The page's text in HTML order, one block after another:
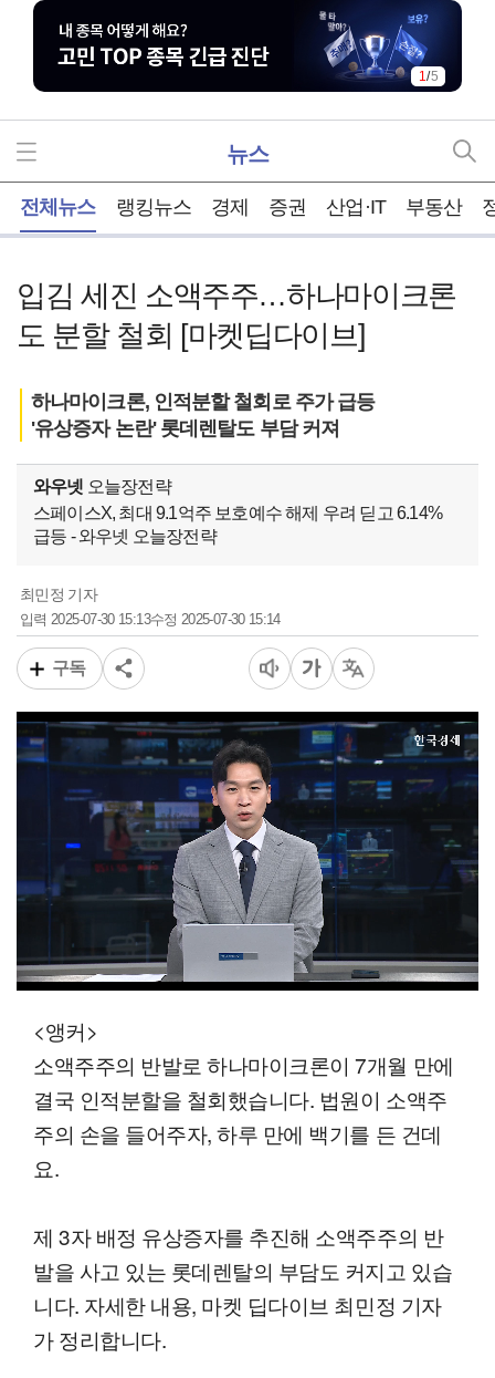
1/5
뉴스
전체뉴스 랭킹뉴스 경제 증권 산업·IT 부동산
입김 세진 소액주주…하나마이크론
도 분할 철회 [마켓딥다이브]
하나마이크론, 인적분할 철회로 주가 급등
'유상증자 논란' 롯데렌탈도 부담 커져
와우넷 오늘장전략
스페이스X, 최대 9.1억주 보호예수 해제 우려 딛고 6.14%
급등 - 와우넷 오늘장전략
최민정 기자
입력2025-07-30 15:13수정 2025-07-30 15:14
구독
00:10
<앵커>
소액주주의 반발로 하나마이크론이 7개월 만에
결국 인적분할을 철회했습니다. 법원이 소액주
주의 손을 들어주자, 하루 만에 백기를 든 건데
요.
제 3자 배정 유상증자를 추진해 소액주주의 반
발을 사고 있는 롯데렌탈의 부담도 커지고 있습
니다. 자세한 내용, 마켓 딥다이브 최민정 기자
가 정리합니다.